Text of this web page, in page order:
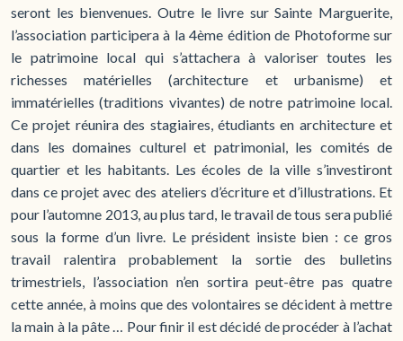
seront les bienvenues. Outre le livre sur Sainte Marguerite,
l’association participera à la 4ème édition de Photoforme sur
le patrimoine local qui s’attachera à valoriser toutes les
richesses matérielles (architecture et urbanisme) et
immatérielles (traditions vivantes) de notre patrimoine local.
Ce projet réunira des stagiaires, étudiants en architecture et
dans les domaines culturel et patrimonial, les comités de
quartier et les habitants. Les écoles de la ville s’investiront
dans ce projet avec des ateliers d’écriture et d’illustrations. Et
pour l’automne 2013, au plus tard, le travail de tous sera publié
sous la forme d’un livre. Le président insiste bien : ce gros
travail ralentira probablement la sortie des bulletins
trimestriels, l’association n’en sortira peut-être pas quatre
cette année, à moins que des volontaires se décident à mettre
la main à la pâte … Pour finir il est décidé de procéder à l’achat